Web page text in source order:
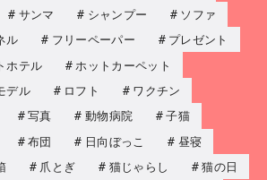
サンマ シャンプー
ソファ
ル フリーペーパー
プレゼント
ホテル
ホットカーペット
デル ロフト
ワクチン
写真 動物病院
子猫
布団 日向ぼっこ
昼寝
爪とぎ 猫じゃらし
猫の日